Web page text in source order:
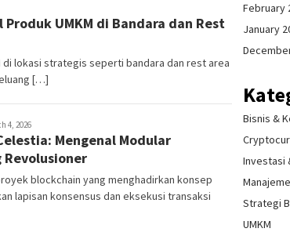
UMKM di Bandara dan Rest
di lokasi strategis seperti bandara dan rest area
[…]
4, 2026
Mengenal Modular
Revolusioner
blockchain yang menghadirkan konsep
lapisan konsensus dan eksekusi transaksi
February
January
Bisnis &
Investasi
Strategi
UMKM